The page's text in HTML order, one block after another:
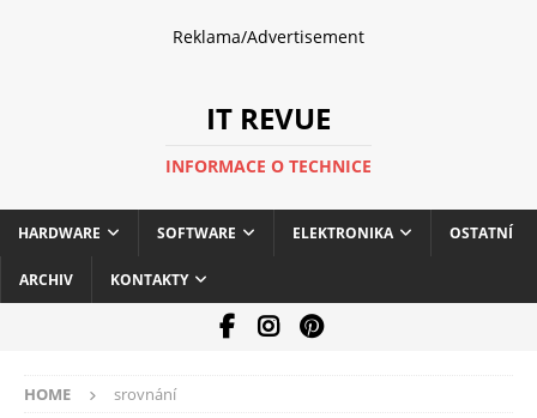
Reklama/Advertisement
IT REVUE
INFORMACE O TECHNICE
HARDWARE SOFTWARE ELEKTRONIKA OSTATNÍ
ARCHIV KONTAKTY
HOME srovnání